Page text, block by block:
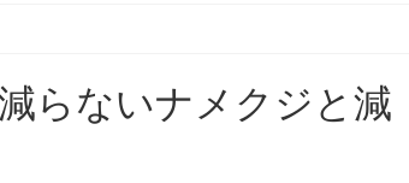
らないナメクジと減